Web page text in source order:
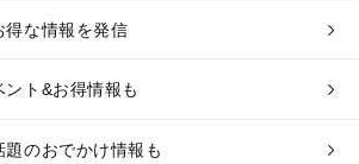
得な情報を発信
ト&お得情報も
のおでかけ情報も